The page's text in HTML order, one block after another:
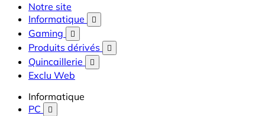
Notre site
Informatique

Gaming 
Produits dérivés 
Quincaillerie 
Exclu Web
Informatique
PC
